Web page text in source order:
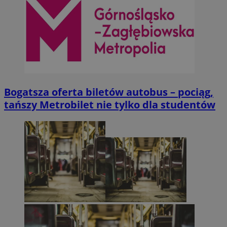
Bogatsza oferta biletów autobus – pociąg,
tańszy Metrobilet nie tylko dla studentów
CookieScriptConsent
Google Privacy Policy